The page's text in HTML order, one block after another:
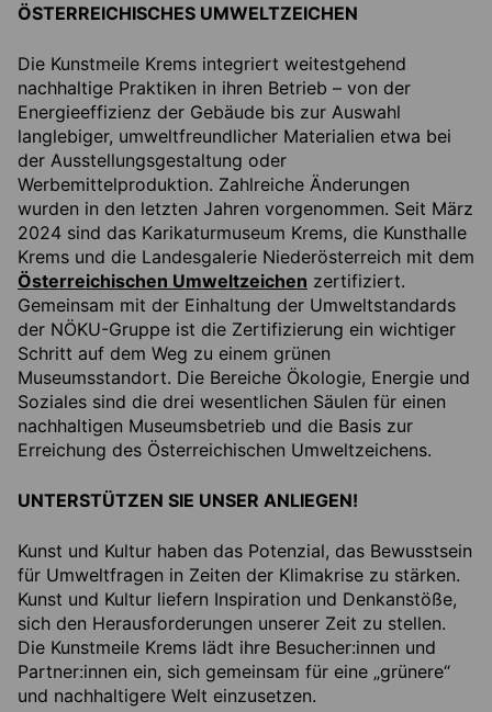
ÖSTERREICHISCHES UMWELTZEICHEN
Die Kunstmeile Krems integriert weitestgehend
nachhaltige Praktiken in ihren Betrieb – von der
Energieeffizienz der Gebäude bis zur Auswahl
langlebiger, umweltfreundlicher Materialien etwa bei
der Ausstellungsgestaltung oder
Werbemittelproduktion. Zahlreiche Änderungen
wurden in den letzten Jahren vorgenommen. Seit März
2024 sind das Karikaturmuseum Krems, die Kunsthalle
Krems und die Landesgalerie Niederösterreich mit dem
Österreichischen Umweltzeichen zertifiziert.
Gemeinsam mit der Einhaltung der Umweltstandards
der NÖKU-Gruppe ist die Zertifizierung ein wichtiger
Schritt auf dem Weg zu einem grünen
Museumsstandort. Die Bereiche Ökologie, Energie und
Soziales sind die drei wesentlichen Säulen für einen
nachhaltigen Museumsbetrieb und die Basis zur
Erreichung des Österreichischen Umweltzeichens.
UNTERSTÜTZEN SIE UNSER ANLIEGEN!
Kunst und Kultur haben das Potenzial, das Bewusstsein
für Umweltfragen in Zeiten der Klimakrise zu stärken.
Kunst und Kultur liefern Inspiration und Denkanstöße,
sich den Herausforderungen unserer Zeit zu stellen.
Die Kunstmeile Krems lädt ihre Besucher:innen und
Partner:innen ein, sich gemeinsam für eine „grünere“
und nachhaltigere Welt einzusetzen.